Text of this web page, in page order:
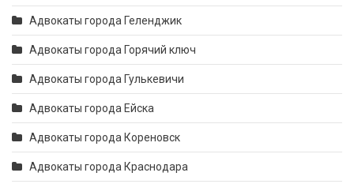
Адвокаты города Геленджик
Адвокаты города Горячий ключ
Адвокаты города Гулькевичи
Адвокаты города Ейска
Адвокаты города Кореновск
Адвокаты города Краснодара